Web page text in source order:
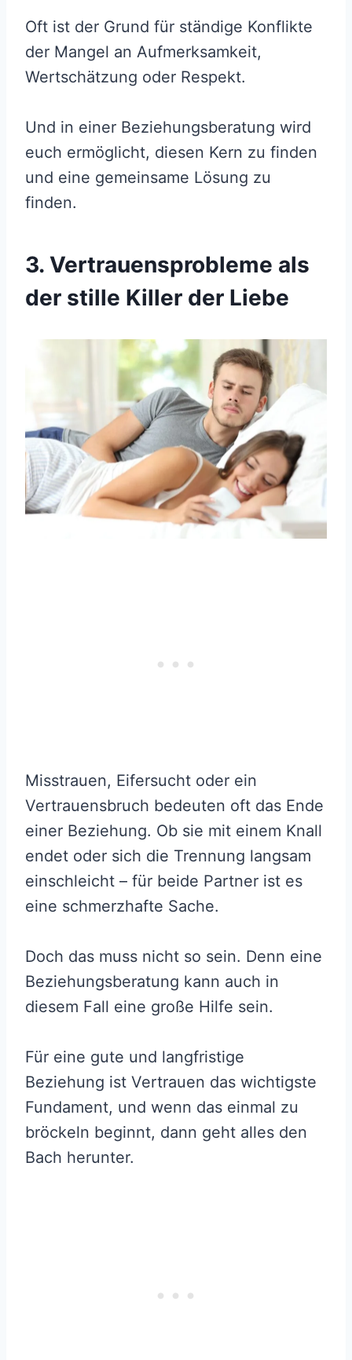
Oft ist der Grund für ständige Konflikte
der Mangel an Aufmerksamkeit,
Wertschätzung oder Respekt.
Und in einer Beziehungsberatung wird
euch ermöglicht, diesen Kern zu finden
und eine gemeinsame Lösung zu
finden.
3. Vertrauensprobleme als
der stille Killer der Liebe
Misstrauen, Eifersucht oder ein
Vertrauensbruch bedeuten oft das Ende
einer Beziehung. Ob sie mit einem Knall
endet oder sich die Trennung langsam
einschleicht – für beide Partner ist es
eine schmerzhafte Sache.
Doch das muss nicht so sein. Denn eine
Beziehungsberatung kann auch in
diesem Fall eine große Hilfe sein.
Für eine gute und langfristige
Beziehung ist Vertrauen das wichtigste
Fundament, und wenn das einmal zu
bröckeln beginnt, dann geht alles den
Bach herunter.